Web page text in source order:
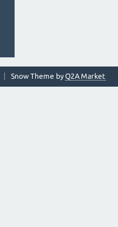
Snow Theme byQ2A Market